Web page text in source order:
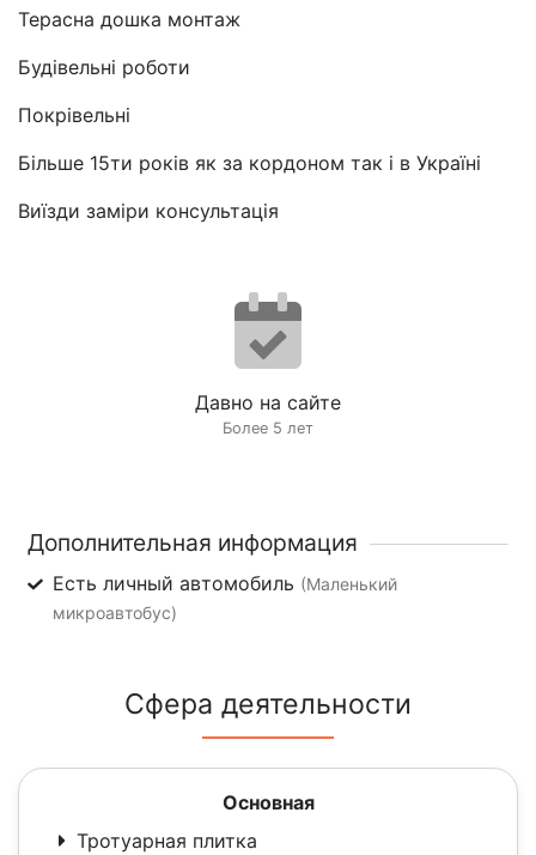
Терасна дошка монтаж
Будівельні роботи
Покрівельні
Більше 15ти років як за кордоном так і в Україні
Виїзди заміри консультація
Давно на сайте
Более 5 лет
Дополнительная информация
Есть личный автомобиль (Маленький
микроавтобус)
Сфера деятельности
Основная
Тротуарная плитка